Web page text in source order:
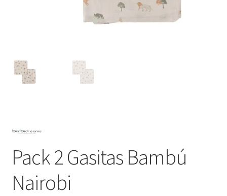
Pack 2 Gasitas Bambú
Nairobi